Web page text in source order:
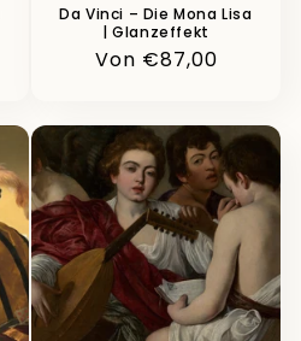
Da Vinci – Die Mona Lisa
| Glanzeffekt
Normaler
Von €87,00